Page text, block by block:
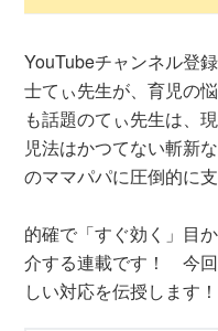
YouTubeチャンネル登
士てぃ先生が、育児の
も話題のてぃ先生は、
児法はかつてない斬新
のママパパに圧倒的に
的確で「すぐ効く」目
介する連載です！ 今
しい対応を伝授します！